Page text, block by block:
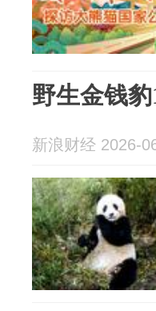
野生金钱
新浪财经 2026-